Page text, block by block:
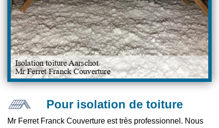
Pour isolation de toiture
Mr Ferret Franck Couverture est très professionnel. Nous